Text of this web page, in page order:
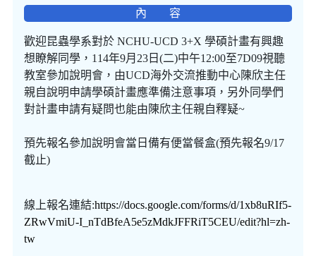
內 容
歡迎昆蟲學系對於 NCHU-UCD 3+X 學碩計畫有興趣
想瞭解同學，114年9月23日(二)中午12:00至7D09視聽
教室參加說明會，由UCD海外交流推動中心陳欣主任
親自說明申請學碩計畫應準備注意事項，另外同學們
對計畫申請有疑問也能由陳欣主任親自釋疑~
預先報名參加說明會當日備有便當餐盒(預先報名9/17
截止)
線上報名連結:https://docs.google.com/forms/d/1xb8uRIf5-
ZRwVmiU-I_nTdBfeA5e5zMdkJFFRiT5CEU/edit?hl=zh-
tw